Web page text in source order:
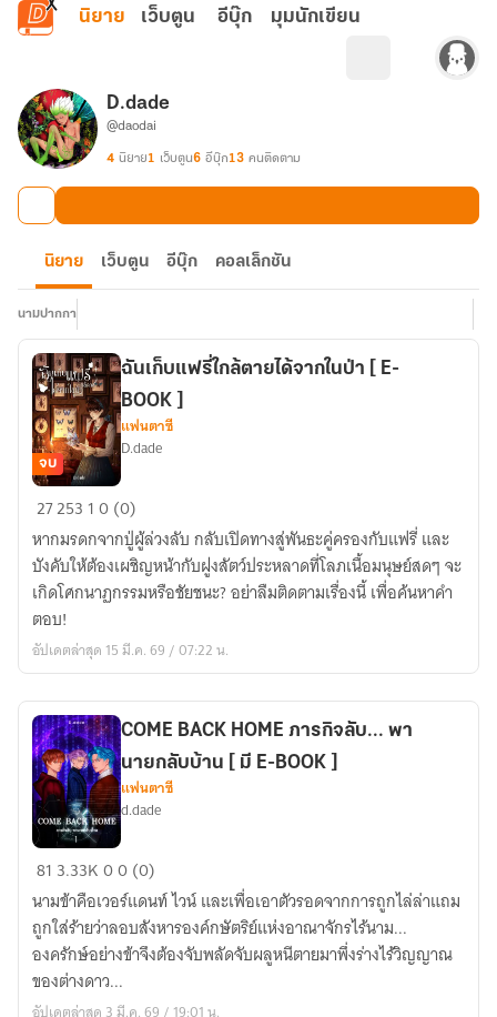
ข้ามไปยังเนื้อหาหลัก
นิยาย เว็บตูน อีบุ๊ก มุมนักเขียน
D.dade
@daodai
4 นิยาย1 เว็บตูน6 อีบุ๊ก13 คนติดตาม
นิยาย เว็บตูน อีบุ๊ก คอลเล็กชัน
นามปากกา
ฉัน
แฟ
รี่
ใกล้
ตาย
ได้
ใน
ป่า
[
E-
BOOK
]
จบ
ฉันเก็บแฟรี่ใกล้ตายได้จากในป่า [ E-
BOOK ]
แฟนตาซี
D.dade
27253 10 (0)
หากมรดกจากปู่ผู้ล่วงลับ กลับเปิดทางสู่พันธะคู่ครองกับแฟรี่ และ
บังคับให้ต้องเผชิญหน้ากับฝูงสัตว์ประหลาดที่โลภเนื้อมนุษย์สดๆ จะ
เกิดโศกนาฏกรรมหรือชัยชนะ? อย่าลืมติดตามเรื่องนี้ เพื่อค้นหาคำ
ตอบ!
อัปเดตล่าสุด 15 มี.ค. 69 / 07:22 น.
COME
BACK
HOME​
ภารกิจ
ลับ...
พา
COME BACK HOME​ ภารกิจลับ... พา
นายกลับบ้าน [ มี E-BOOK ]
แฟนตาซี
d.dade
81 3.33K00 (0)
นามข้าคือเวอร์แดนท์ ไวน์ และเพื่อเอาตัวรอดจากการถูกไล่ล่าแถม
ถูกใส่ร้ายว่าลอบสังหารองค์กษัตริย์แห่งอาณาจักรไร้นาม...
องครักษ์อย่างข้าจึงต้องจับพลัดจับผลูหนีตายมาพึ่งร่างไร้วิญญาณ
ของต่างดาว...